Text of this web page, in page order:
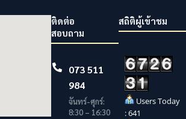
ติดต่อ
สอบถาม
073 511
984
จันทร์-ศุกร์:
8:30 – 16:30
สถิติผู้เข้าชม
Users Today
: 641